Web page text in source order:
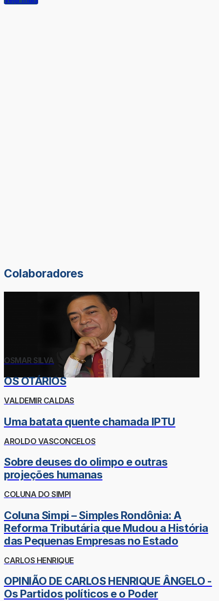
Colaboradores
OSMAR SILVA
OS OTÁRIOS
VALDEMIR CALDAS
Uma batata quente chamada IPTU
AROLDO VASCONCELOS
Sobre deuses do olimpo e outras
projeções humanas
COLUNA DO SIMPI
Coluna Simpi – Simples Rondônia: A
Reforma Tributária que Mudou a História
das Pequenas Empresas no Estado
CARLOS HENRIQUE
OPINIÃO DE CARLOS HENRIQUE ÂNGELO -
Os Partidos políticos e o Poder